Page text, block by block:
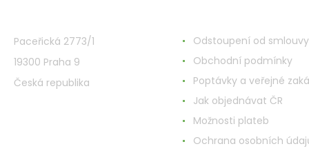
Paceřická 2773/1
19300 Praha 9
Česká republika
Odstoupení od smlouvy
Obchodní podmínky
Poptávky a veřejné
Jak objednávat ČR
Možnosti plateb
Ochrana osobních